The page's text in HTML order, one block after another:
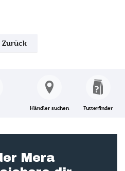
Zurück
Händler suchen Futterfinder
Mera